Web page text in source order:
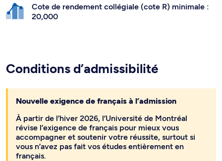
Cote de rendement collégiale (cote R) minimale :
20,000
Conditions d’admissibilité
Nouvelle exigence de français à l’admission
À partir de l’hiver 2026, l’Université de Montréal
révise l’exigence de français pour mieux vous
accompagner et soutenir votre réussite, surtout si
vous n’avez pas fait vos études entièrement en
français.